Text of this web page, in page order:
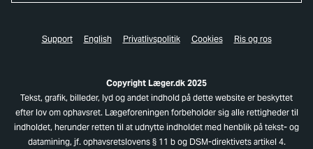
Support English Privatlivspolitik Cookies Ris og ros
Copyright Læger.dk 2025
Tekst, grafik, billeder, lyd og andet indhold på dette website er beskyttet
efter lov om ophavsret. Lægeforeningen forbeholder sig alle rettigheder til
indholdet, herunder retten til at udnytte indholdet med henblik på tekst- og
datamining, jf. ophavsretslovens § 11 b og DSM-direktivets artikel 4.